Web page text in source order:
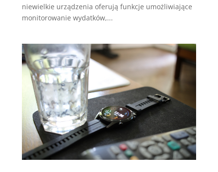
niewielkie urządzenia oferują funkcje umożliwiające
monitorowanie wydatków,...